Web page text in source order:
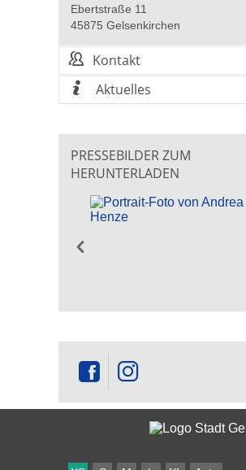
Ebertstraße 11
45875 Gelsenkirchen
Kontakt
Aktuelles
PRESSEBILDER ZUM
HERUNTERLADEN